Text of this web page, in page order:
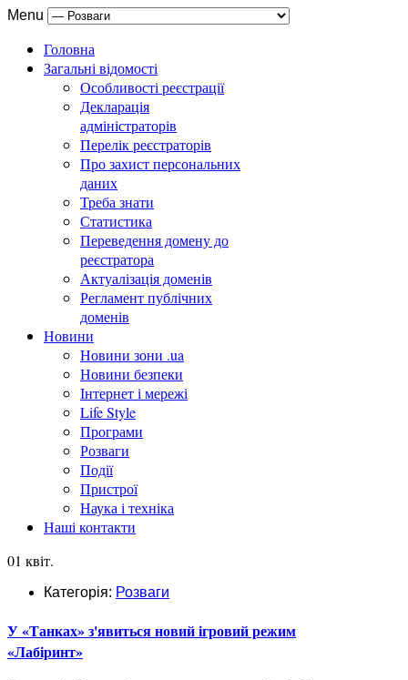
Menu
Головна
Загальні відомості
Особливості реєстрації
Декларація
адміністраторів
Перелік реєстраторів
Про захист персональних
даних
Треба знати
Статистика
Переведення домену до
реєстратора
Актуалізація доменів
Регламент публічних
доменів
Новини
Новини зони .ua
Новини безпеки
Інтернет і мережі
Life Style
Програми
Розваги
Події
Пристрої
Наука і техніка
Наші контакти
01 квіт.
Категорія: Розваги
У «Танках» з'явиться новий ігровий режим
«Лабіринт»